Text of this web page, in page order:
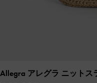
Allegra アレグラ ニットス